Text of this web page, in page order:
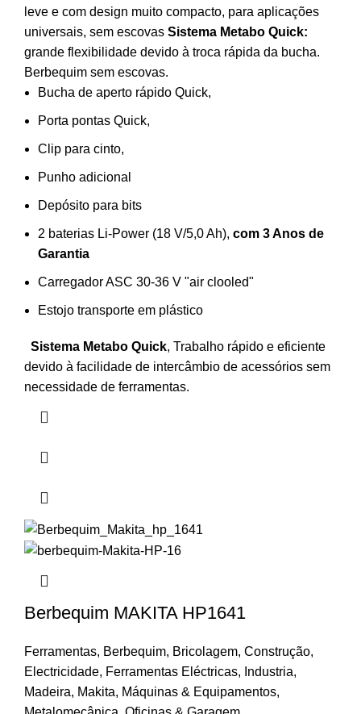
leve e com design muito compacto, para aplicações
universais, sem escovas Sistema Metabo Quick:
grande flexibilidade devido à troca rápida da bucha.
Berbequim sem escovas.
Bucha de aperto rápido Quick,
Porta pontas Quick,
Clip para cinto,
Punho adicional
Depósito para bits
2 baterias Li-Power (18 V/5,0 Ah), com 3 Anos de
Garantia
Carregador ASC 30-36 V "air clooled"
Estojo transporte em plástico
Sistema Metabo Quick, Trabalho rápido e eficiente
devido à facilidade de intercâmbio de acessórios sem
necessidade de ferramentas.
Berbequim MAKITA HP1641
Ferramentas, Berbequim, Bricolagem, Construção,
Electricidade, Ferramentas Eléctricas, Industria,
Madeira, Makita, Máquinas & Equipamentos,